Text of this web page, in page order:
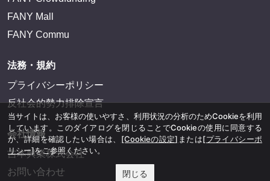
FANY Mall
FANY Commu
法務・規約
プライバシーポリシー
反社会的勢力排除宣言
会社情報
吉本興業株式会社
お問い合わせ
当サイトは、お客様の使いやすさ、利用状況の分析のためCookieを利用
しています。このダイアログを閉じることでCookieの使用に同意する
か、詳細を確認したい場合は、 [Cookieの設定] または[プライバシーポ
リシー]をご参照ください。
閉じる